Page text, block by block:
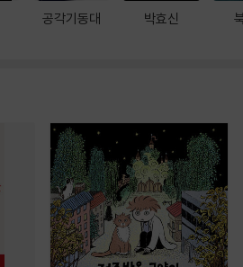
공각기동대 박효신